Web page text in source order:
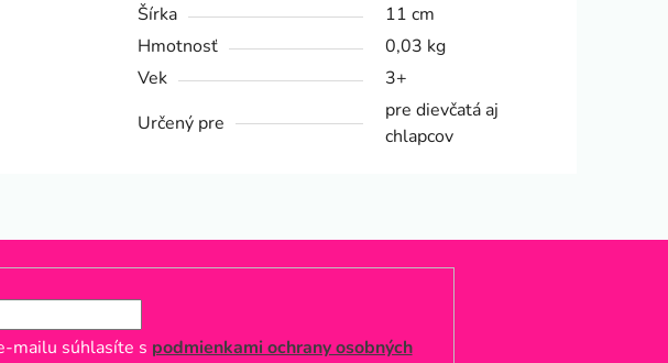
Šírka
11 cm
Hmotnosť
0,03 kg
Vek
3+
Určený pre
pre dievčatá aj
chlapcov
mailu súhlasíte s podmienkami ochrany osobných